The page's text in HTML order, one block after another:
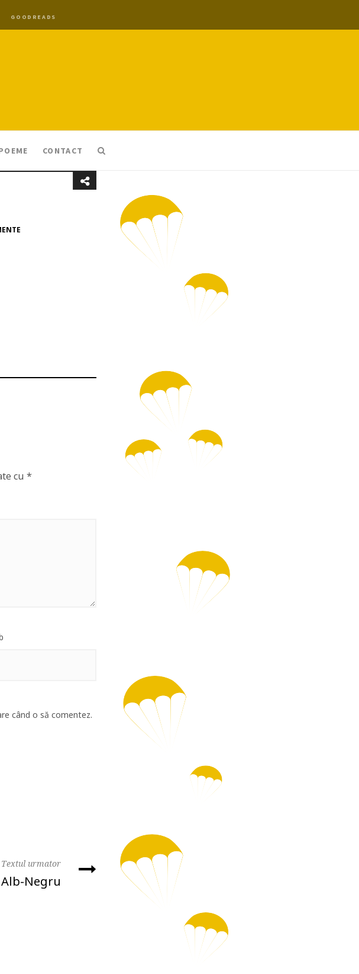
GOODREADS
CONTACT
cu *
când o să comentez.
Textul urmator
Negru